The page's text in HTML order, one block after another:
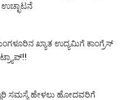
ಖ್ಯಾತ ಉದ್ಯಮಿಗೆ ಕಾಂಗ್ರೆಸ್
ಸಮಸ್ಯೆ ಹೇಳಲು ಹೋದವರಿಗೆ